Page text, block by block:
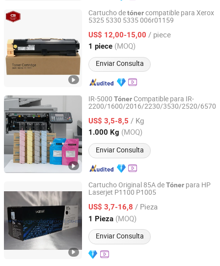
Cartucho detónercompatible para Xerox
5325 5330 5335 006r01159
US$ 12,00-15,00 / piece
1 piece (MOQ)
Enviar Consulta
Zhongshan Yinpin Consumables Technology Co., Ltd.
Guangdong, China Desde 2025
IR-5000 Tóner Compatible para IR-
2200/1600/2016/2230/3530/2520/6570
US$ 3,5-8,5 / Kg
1.000 Kg (MOQ)
Enviar Consulta
Cangzhou ASC Toner Production Ltd.
Hebei, China Desde 2021
Cartucho Original 85A deTóner para HP
Laserjet P1100 P1005
US$ 3,7-16,8 / Pieza
1 Pieza (MOQ)
Enviar Consulta
CN Color Technology Limited
Guangdong, China Desde 2015